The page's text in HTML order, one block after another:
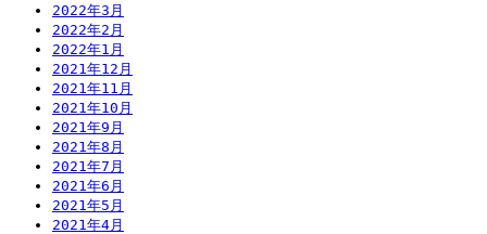
2022年3月
2022年2月
2022年1月
2021年12月
2021年11月
2021年10月
2021年9月
2021年8月
2021年7月
2021年6月
2021年5月
2021年4月